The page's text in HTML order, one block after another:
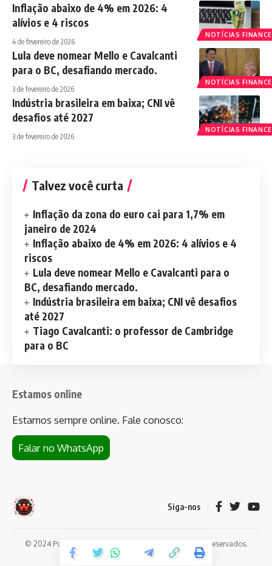
NOTÍCIAS
Inflação abaixo de 4% em 2026: 4
alívios e 4 riscos
4 de fevereiro de 2026
NOTÍCIAS
Lula deve nomear Mello e Cavalcanti
para o BC, desafiando mercado.
3 de fevereiro de 2026
NOTÍCIAS
Indústria brasileira em baixa; CNI vê
desafios até 2027
3 de fevereiro de 2026
Talvez você curta
Inflação da zona do euro cai para 1,7% em
janeiro de 2024
Inflação abaixo de 4% em 2026: 4 alívios e 4
riscos
Lula deve nomear Mello e Cavalcanti para o
BC, desafiando mercado.
Indústria brasileira em baixa; CNI vê desafios
até 2027
Tiago Cavalcanti: o professor de Cambridge
para o BC
Estamos online
Estamos sempre online. Fale conosco:
Falar no WhatsApp
Siga-nos
© 2024 Portal de notícias Web Flush. Todos os direitos reservados.
Conheça
Bet da Sorte.